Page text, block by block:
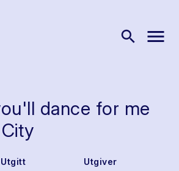
search menu
dance for me
Utgitt Utgiver